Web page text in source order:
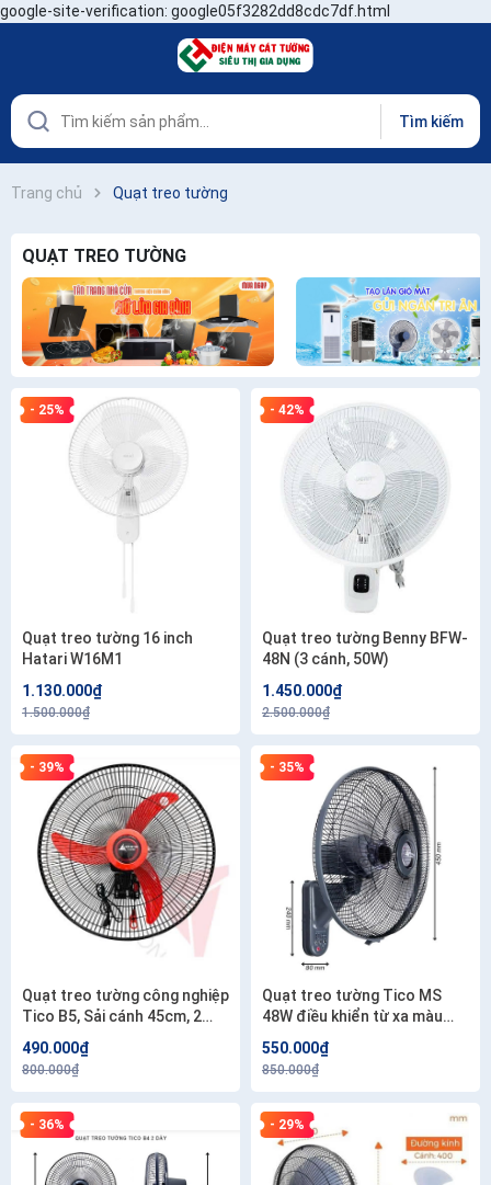
google-site-verification: google05f3282dd8cdc7df.html
Tìm kiếm
Trang chủ Quạt treo tường
QUẠT TREO TƯỜNG
- 25%
Quạt treo tường 16 inch
Hatari W16M1
1.130.000₫
1.500.000₫
- 42%
Quạt treo tường Benny BFW-
48N (3 cánh, 50W)
1.450.000₫
2.500.000₫
- 39%
Quạt treo tường công nghiệp
Tico B5, Sải cánh 45cm, 2
490.000₫
800.000₫
- 35%
Quạt treo tường Tico MS
48W điều khiển từ xa màu
xanh.
550.000₫
850.000₫
- 36% - 29%